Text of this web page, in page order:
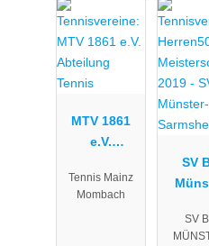
MTV 1861
e.V.
Tennis
Tennis Mainz
Mombach
SV
SV